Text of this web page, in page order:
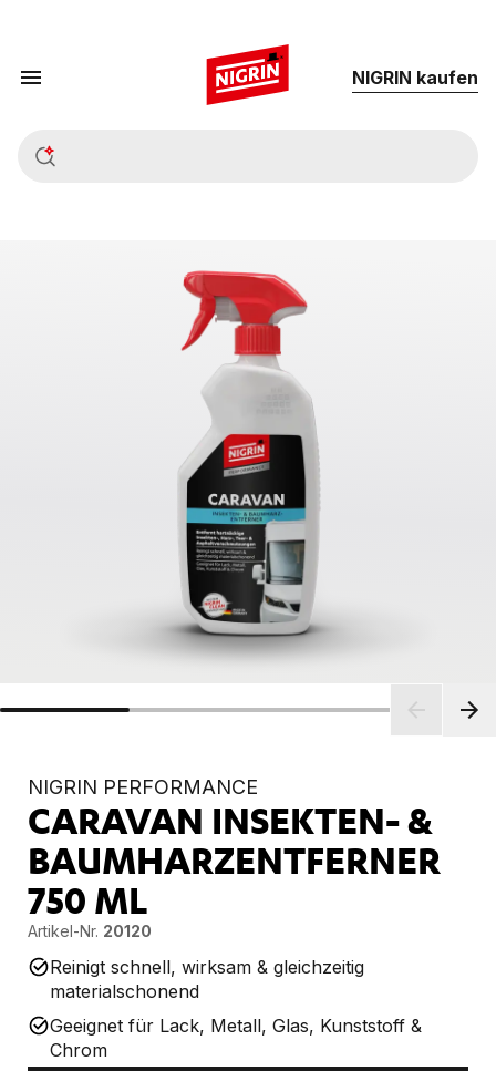
NIG­RIN kau­fen
NIGRIN PERFORMANCE
CARAVAN INSEKTEN- &
BAUMHARZENTFERNER
750 ML
Artikel-Nr. 20120
Reinigt schnell, wirksam & gleichzeitig
materialschonend
Geeignet für Lack, Metall, Glas, Kunststoff &
Chrom